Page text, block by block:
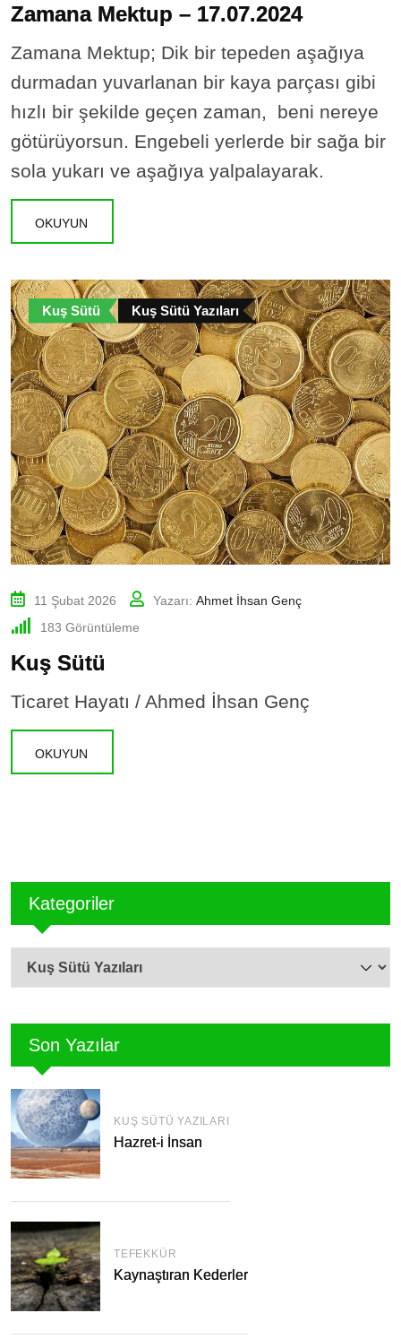
Kategoriler
Kategoriler
Son Yazılar
KUŞ SÜTÜ YAZILARI
Hazret-i İnsan
TEFEKKÜR
Kaynaştıran Kederler
Zamana Mektup – 17.07.2024
Zamana Mektup; Dik bir tepeden aşağıya
durmadan yuvarlanan bir kaya parçası gibi
hızlı bir şekilde geçen zaman, beni nereye
götürüyorsun. Engebeli yerlerde bir sağa bir
sola yukarı ve aşağıya yalpalayarak.
OKUYUN
Kuş Sütü Kuş Sütü Yazıları
11 Şubat 2026 Yazarı: Ahmet İhsan Genç
183 Görüntüleme
Kuş Sütü
Ticaret Hayatı / Ahmed İhsan Genç
OKUYUN